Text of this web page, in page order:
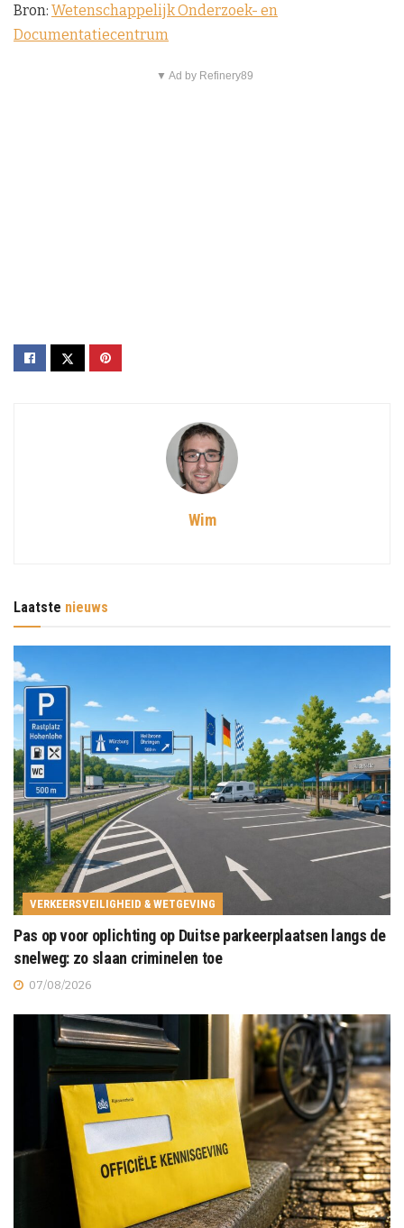
Bron: Wetenschappelijk Onderzoek- en
Documentatiecentrum
▼ Ad by Refinery89
Wim
Laatste nieuws
VERKEERSVEILIGHEID & WETGEVING
Pas op voor oplichting op Duitse parkeerplaatsen langs de
snelweg: zo slaan criminelen toe
07/08/2026